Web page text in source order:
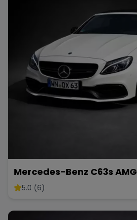
Mercedes-Benz C63s AMG
5.0 (6)